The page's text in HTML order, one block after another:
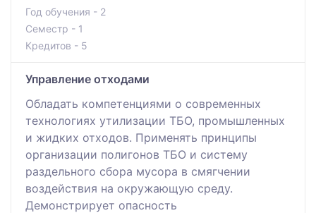
Год обучения - 2
Семестр - 1
Кредитов - 5
Управление отходами
Обладать компетенциями о современных
технологиях утилизации ТБО, промышленных
и жидких отходов. Применять принципы
организации полигонов ТБО и систему
раздельного сбора мусора в смягчении
воздействия на окружающую среду.
Демонстрирует опасность